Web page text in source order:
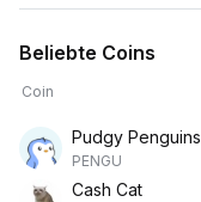
Beliebte Coins
Coin
Pudgy Penguins
PENGU
Cash Cat